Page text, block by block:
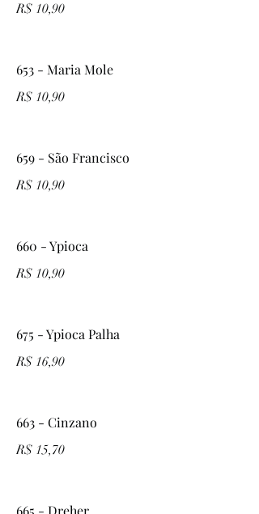
R$ 10,90
653 - Maria Mole
R$ 10,90
659 - São Francisco
R$ 10,90
660 - Ypioca
R$ 10,90
675 - Ypioca Palha
R$ 16,90
663 - Cinzano
R$ 15,70
665 - Dreher